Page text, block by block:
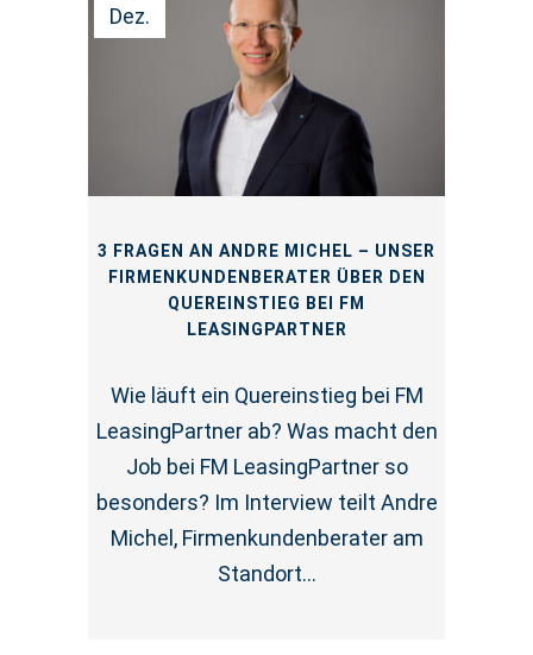
Dez.
3 FRAGEN AN ANDRE MICHEL – UNSER
FIRMENKUNDENBERATER ÜBER DEN
QUEREINSTIEG BEI FM
LEASINGPARTNER
Wie läuft ein Quereinstieg bei FM
LeasingPartner ab? Was macht den
Job bei FM LeasingPartner so
besonders? Im Interview teilt Andre
Michel, Firmenkundenberater am
Standort...